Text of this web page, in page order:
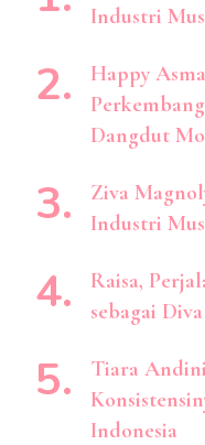
Industri
Happy
Dangdut
Ziva
Industri
Raisa,
sebagai
Tiara
Indonesia